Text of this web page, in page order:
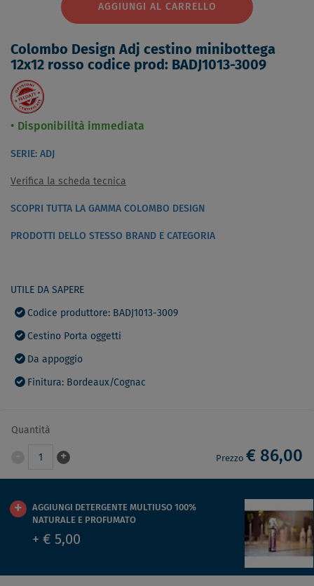
AGGIUNGI AL CARRELLO
Colombo Design Adj cestino minibottega
12x12 rosso codice prod: BADJ1013-3009
Disponibilità immediata
SERIE: ADJ
Verifica la scheda tecnica
SCOPRI TUTTA LA GAMMA COLOMBO DESIGN
PRODOTTI DELLO STESSO BRAND E CATEGORIA
UTILE DA SAPERE
Codice produttore: BADJ1013-3009
Cestino Porta oggetti
Da appoggio
Finitura: Bordeaux/Cognac
Quantità
1 + Prezzo € 86,00
AGGIUNGI DETERGENTE MULTIUSO 100%
NATURALE E PROFUMATO
+ € 5,00